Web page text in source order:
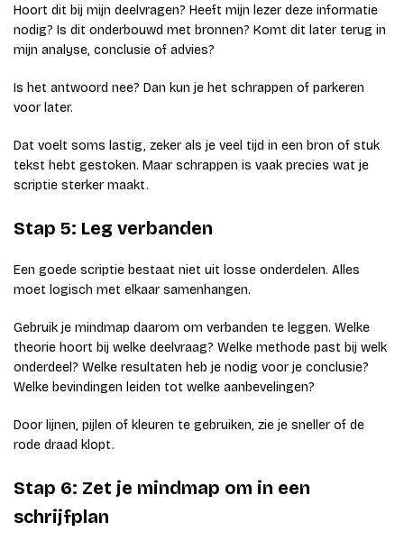
Hoort dit bij mijn deelvragen? Heeft mijn lezer deze informatie
nodig? Is dit onderbouwd met bronnen? Komt dit later terug in
mijn analyse, conclusie of advies?
Is het antwoord nee? Dan kun je het schrappen of parkeren
voor later.
Dat voelt soms lastig, zeker als je veel tijd in een bron of stuk
tekst hebt gestoken. Maar schrappen is vaak precies wat je
scriptie sterker maakt.
Stap 5: Leg verbanden
Een goede scriptie bestaat niet uit losse onderdelen. Alles
moet logisch met elkaar samenhangen.
Gebruik je mindmap daarom om verbanden te leggen. Welke
theorie hoort bij welke deelvraag? Welke methode past bij welk
onderdeel? Welke resultaten heb je nodig voor je conclusie?
Welke bevindingen leiden tot welke aanbevelingen?
Door lijnen, pijlen of kleuren te gebruiken, zie je sneller of de
rode draad klopt.
Stap 6: Zet je mindmap om in een
schrijfplan